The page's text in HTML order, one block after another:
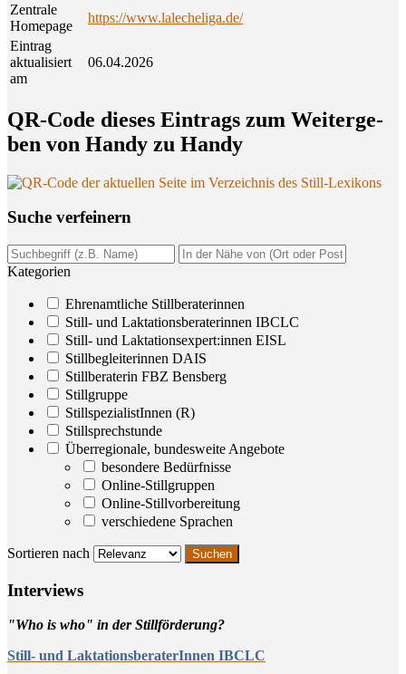
Zentrale
Homepage
https://www.lalecheliga.de/
Eintrag
aktualisiert
am
06.04.2026
QR-Code die­ses Ein­trags zum Wei­ter­ge­
ben von Han­dy zu Handy
Suche ver­fei­nern
Kategorien
Ehrenamtliche Stillberaterinnen
Still- und Laktationsberaterinnen IBCLC
Still- und Laktationsexpert:innen EISL
Stillbegleiterinnen DAIS
Stillberaterin FBZ Bensberg
Stillgruppe
StillspezialistInnen (R)
Stillsprechstunde
Überregionale, bundesweite Angebote
besondere Bedürfnisse
Online-Stillgruppen
Online-Stillvorbereitung
verschiedene Sprachen
Sortieren nach
Inter­views
"Who is who" in der Stillförderung?
Still- und LaktationsberaterInnen IBCLC